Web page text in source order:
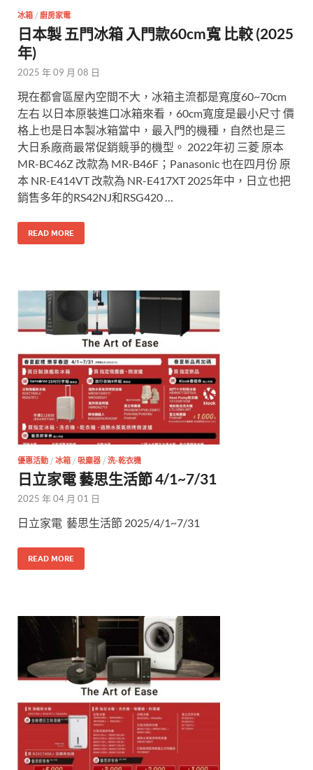
冰箱 / 廚房家電
日本製 五門冰箱 入門款60cm寬 比較 (2025
年)
2025 年 09 月 08 日
現在都會區屋內空間不大，冰箱主流都是寬度60~70cm
左右 以日本原裝進口冰箱來看，60cm寬度是最小尺寸 價
格上也是日本製冰箱當中，最入門的機種，自然也是三
大日系廠商最常促銷競爭的機型。 2022年初 三菱 原本
MR-BC46Z 改款為 MR-B46F；Panasonic 也在四月份 原
本 NR-E414VT 改款為 NR-E417XT 2025年中，日立也把
銷售多年的RS42NJ和RSG420 …
READ MORE
優惠活動 / 冰箱 / 吸塵器 / 洗-乾衣機
日立家電 藝思生活節 4/1~7/31
2025 年 04 月 01 日
日立家電 藝思生活節 2025/4/1~7/31
READ MORE